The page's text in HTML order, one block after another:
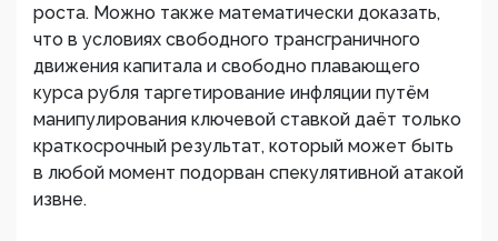
роста. Можно также математически доказать,
что в условиях свободного трансграничного
движения капитала и свободно плавающего
курса рубля таргетирование инфляции путём
манипулирования ключевой ставкой даёт только
краткосрочный результат, который может быть
в любой момент подорван спекулятивной атакой
извне.